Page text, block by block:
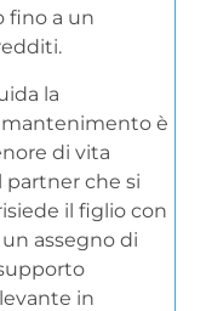
fino a un
la
mantenimento è
di vita
partner che si
il figlio con
assegno di
in